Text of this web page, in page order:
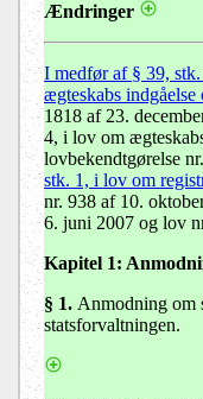
Ændringer
I medfør af § 39, stk.
ægteskabs
1818 af 23.
4, i lov om
lovbekendtgørelse
stk. 1, i lov om
nr. 938 af 10.
6. juni 2007 og lov
Kapitel 1:
§ 1. Anmodning om
statsforvaltningen.